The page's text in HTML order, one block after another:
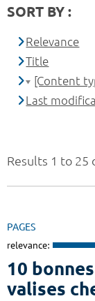
Results 1 to 25
PAGES
relevance:
10
valises
SORT BY :
Relevance
Title
[Content
Last